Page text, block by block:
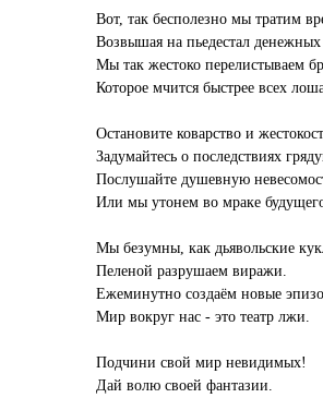
Вот, так бесполезно мы тратим
Возвышая на пьедестал денежных
Мы так жестоко перелистываем
Которое мчится быстрее всех
Остановите коварство и
Задумайтесь о последствиях
Послушайте душевную
Или мы утонем во мраке
Мы безумны, как дьявольские
Пеленой разрушаем виражи.
Ежеминутно создаём новые
Мир вокруг нас - это театр лжи.
Подчини свой мир невидимых!
Дай волю своей фантазии.